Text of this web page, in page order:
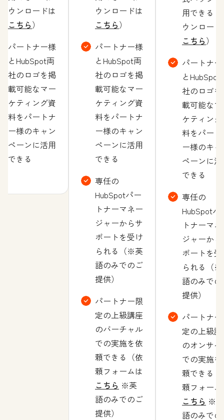
ウンロードは
こちら）
パートナー様
とHubSpot両
社のロゴを掲
載可能なマー
ケティング資
料をパートナ
ー様のキャン
ペーンに活用
できる
ウンロードは
こちら）
パートナー様
とHubSpot両
社のロゴを掲
載可能なマー
ケティング資
料をパートナ
ー様のキャン
ペーンに活用
できる
専任の
HubSpotパー
トナーマネー
ジャーからサ
ポートを受け
られる（※英
語のみでのご
提供）
パートナー限
定の上級講座
のバーチャル
での実施を依
頼できる（依
頼フォームは
こちら ※英
語のみでのご
提供）
用できる
ウンロー
こちら）
パートナ
とHubSpot
社のロゴ
載可能な
ケティン
料をパー
ー様のキ
ペーンに
できる
専任の
HubSpotパ
トナーマ
ジャーか
ポートを
られる（※
語のみで
提供）
パートナ
定の上級
のオンサ
での実施
頼できる
頼フォー
こちら ※英
語のみで